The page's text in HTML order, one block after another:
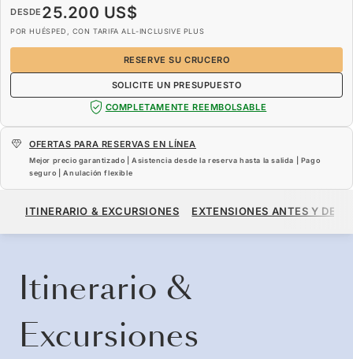
DESDE 25.200 US$
POR HUÉSPED, CON TARIFA ALL-INCLUSIVE PLUS
RESERVE SU CRUCERO
SOLICITE UN PRESUPUESTO
COMPLETAMENTE REEMBOLSABLE
OFERTAS PARA RESERVAS EN LÍNEA
Mejor precio garantizado | Asistencia desde la reserva hasta la salida | Pago
seguro | Anulación flexible
25.200 US$
ITINERARIO & EXCURSIONES EXTENSIONES ANTES Y
Itinerario &
Excursiones